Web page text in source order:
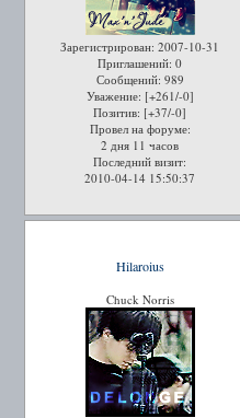
Зарегистрирован: 2007-10-31
Приглашений: 0
Сообщений: 989
Уважение: [+261/-0]
Позитив: [+37/-0]
Провел на форуме:
2 дня 11 часов
Последний визит:
2010-04-14 15:50:37
Hilaroius
Chuck Norris